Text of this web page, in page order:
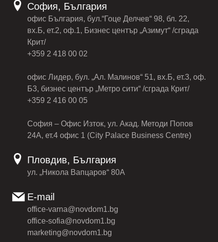
София, България
офис България, бул.“Гоце Делчев“ 98, бл. 22,
вх.Б, ет.2, оф.1, Бизнес център „Азимут“ /сграда
Крит/
+359 2 418 00 02
офис Лидер, бул. „Ал. Малинов“ 51, вх.Б, ет.3, оф.
Б3, бизнес център „Метро сити“ /сграда Крит/
+359 2 416 00 05
София – Офис Изток, ул. Акад. Методи Попов
24А, ет.4 офис 1 (City Palace Business Centre)
Пловдив, България
ул. „Никола Вапцаров“ 80А
E-mail
office-varna@novdom1.bg
office-sofia@novdom1.bg
marketing@novdom1.bg